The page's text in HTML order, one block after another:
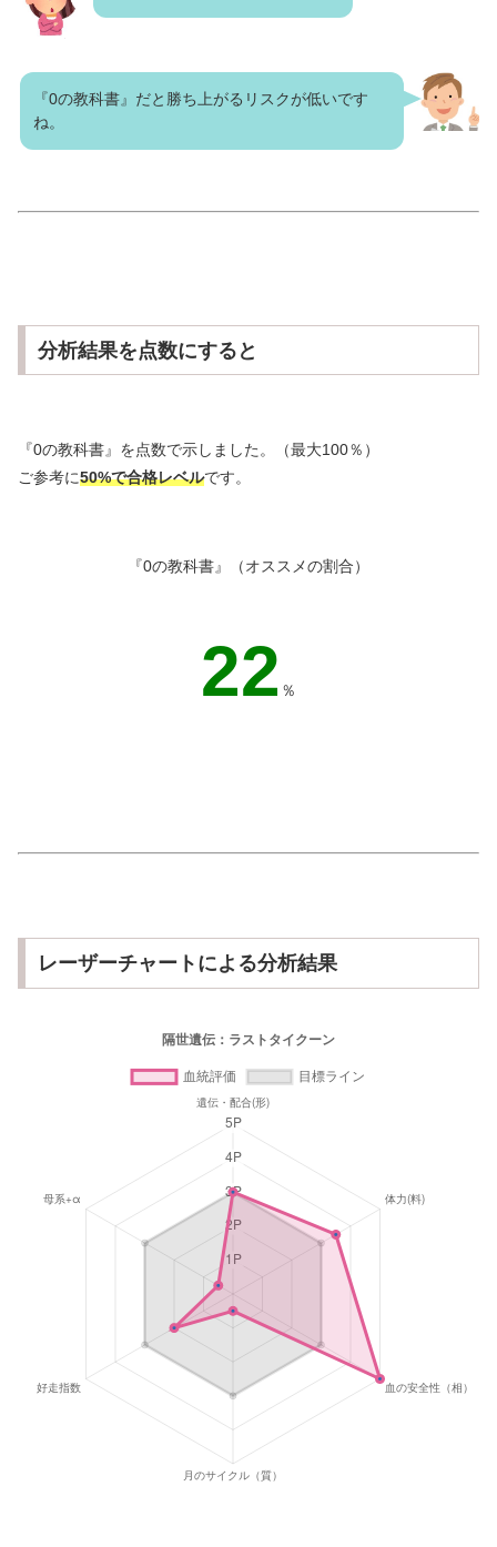
『0の教科書』だと勝ち上がるリスクが低いです
ね。
分析結果を点数にすると
『0の教科書』を点数で示しました。（最大100％）
ご参考に50%で合格レベルです。
『0の教科書』（オススメの割合）
32 ％
レーザーチャートによる分析結果